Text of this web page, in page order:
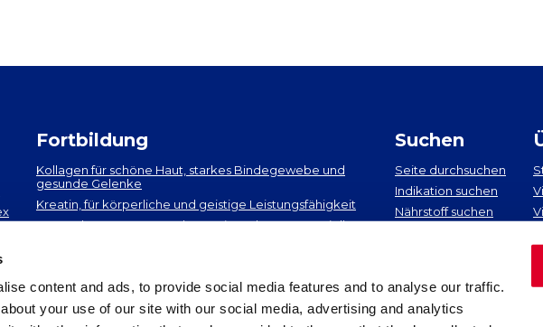
content and ads, to provide social media features and to analyse our traffic.
your use of our site with our social media, advertising and analytics
Fortbildung
Kollagen​ für schöne Haut, starkes Bindegewebe und
gesunde Gelenke
Kreatin, für körperliche und geistige Leistungsfähigkeit
EPA und DHA​: neueste Erkenntnisse über 2 essenzielle
Suchen
Seite durchsuchen
Indikation suchen
Nährstoff suchen